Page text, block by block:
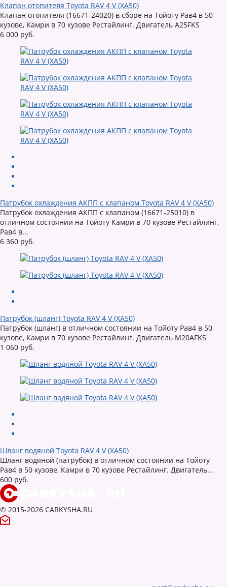
Клапан отопителя Toyota RAV 4 V (XA50)
Клапан отопителя (16671-24020) в сборе на Тойоту Рав4 в 50
кузове, Камри в 70 кузове Рестайлинг. Двигатель A25FKS
6 000 руб.
Патрубок охлаждения АКПП с клапаном Toyota RAV 4 V (XA50)
Патрубок охлаждения АКПП с клапаном (16671-25010) в
отличном состоянии на Тойоту Камри в 70 кузове Рестайлинг,
Рав4 в...
6 360 руб.
Патрубок (шланг) Toyota RAV 4 V (XA50)
Патрубок (шланг) в отличном состоянии на Тойоту Рав4 в 50
кузове, Камри в 70 кузове Рестайлинг. Двигатель M20AFKS
1 060 руб.
Шланг водяной Toyota RAV 4 V (XA50)
Шланг водяной (патрубок) в отличном состоянии на Тойоту
Рав4 в 50 кузове, Камри в 70 кузове Рестайлинг. Двигатель...
600 руб.
© 2015-2026 CARKYSHA.RU